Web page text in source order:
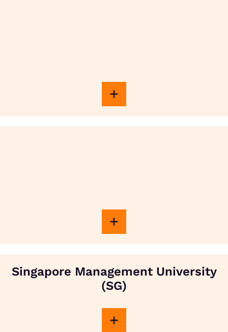
Singapore Management University
(SG)